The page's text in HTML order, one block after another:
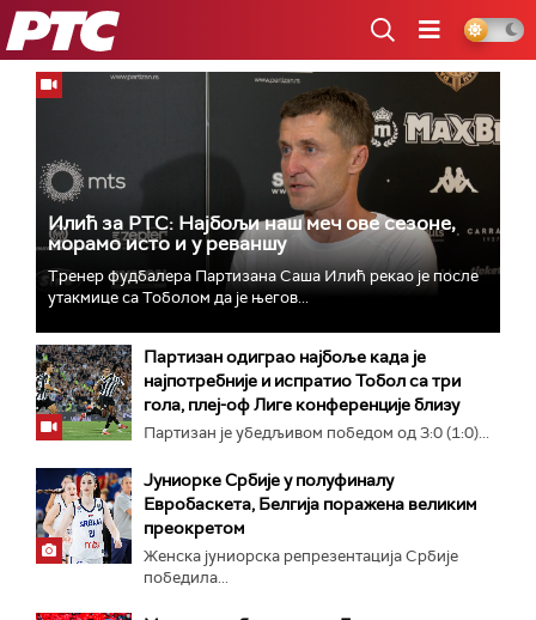
РТС
Илић за РТС: Најбољи наш меч ове сезоне,
морамо исто и у реваншу
Тренер фудбалера Партизана Саша Илић рекао је после
утакмице са Тоболом да је његов...
Партизан одиграо најбоље када је
најпотребније и испратио Тобол са три
гола, плеј-оф Лиге конференције близу
Партизан је убедљивом победом од 3:0 (1:0)...
Јуниорке Србије у полуфиналу
Евробаскета, Белгија поражена великим
преокретом
Женска јуниорска репрезентација Србије
победила...